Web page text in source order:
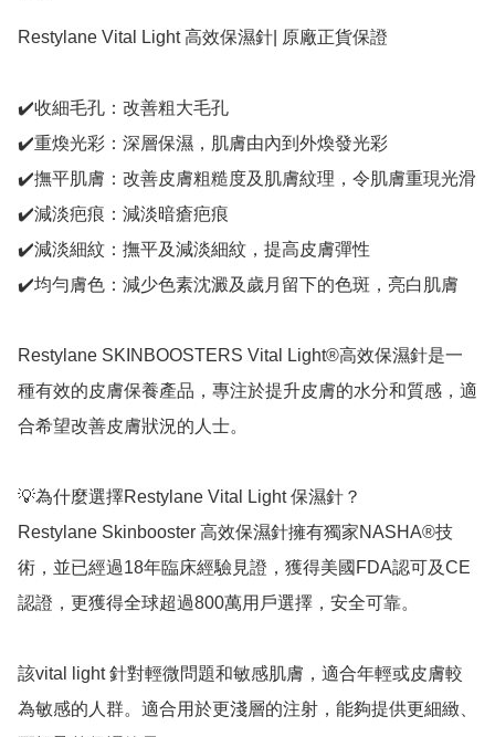
Restylane Vital Light 高效保濕針| 原廠正貨保證
✔️收細毛孔：改善粗大毛孔
✔️重煥光彩：深層保濕，肌膚由內到外煥發光彩
✔️撫平肌膚：改善皮膚粗糙度及肌膚紋理，令肌膚重現光滑
✔️減淡疤痕：減淡暗瘡疤痕
✔️減淡細紋：撫平及減淡細紋，提高皮膚彈性
✔️均勻膚色：減少色素沈澱及歲月留下的色斑，亮白肌膚
Restylane SKINBOOSTERS Vital Light®高效保濕針是一
種有效的皮膚保養產品，專注於提升皮膚的水分和質感，適
合希望改善皮膚狀況的人士。
💡為什麼選擇Restylane Vital Light 保濕針？
Restylane Skinbooster 高效保濕針擁有獨家NASHA®技
術，並已經過18年臨床經驗見證，獲得美國FDA認可及CE
認證，更獲得全球超過800萬用戶選擇，安全可靠。
該vital light 針對輕微問題和敏感肌膚，適合年輕或皮膚較
為敏感的人群。適合用於更淺層的注射，能夠提供更細緻、